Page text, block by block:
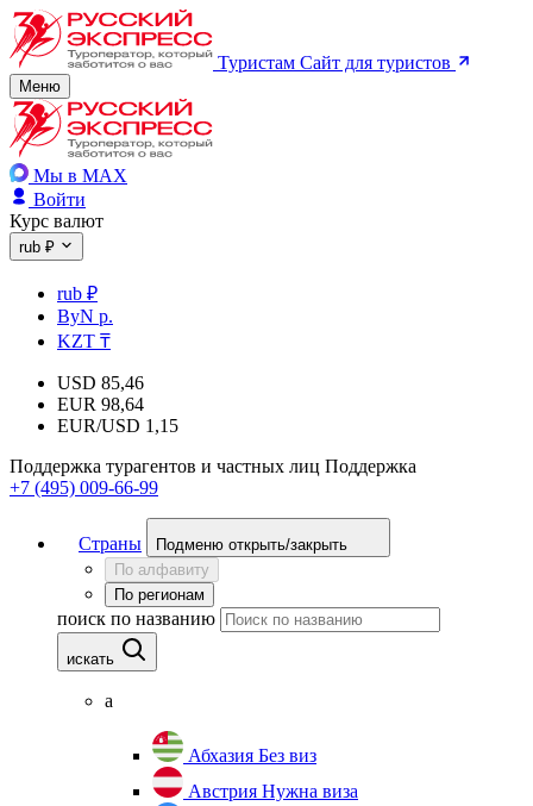
Туристам Сайт для туристов
Меню
Мы в MAX
Войти
Курс валют
rub ₽
rub ₽
ByN р.
KZT ₸
USD 85,46
EUR 98,64
EUR/USD 1,15
Поддержка турагентов и частных лиц Поддержка
+7 (495) 009-66-99
Страны
Подменю открыть/закрыть
По алфавиту
По регионам
поиск по названию
искать
а
Абхазия Без виз
Австрия Нужна виза